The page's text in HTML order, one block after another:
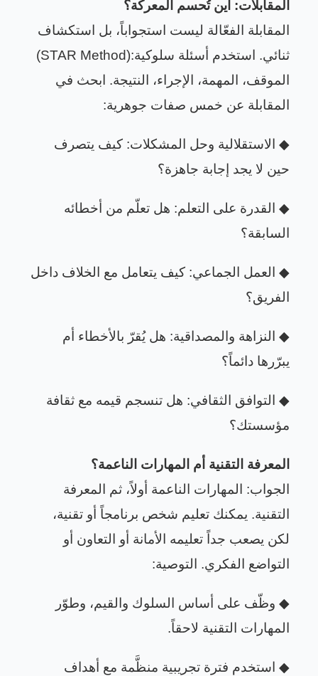
المقابلات: أين تُحسم المعركة؟
المقابلة الفعّالة ليست استجواباً، بل استكشاف
ثنائي. استخدم أسئلة سلوكية(STAR Method):
الموقف، المهمة، الإجراء، النتيجة. ابحث في
المقابلة عن خمس صفات جوهرية:
◆ الاستقلالية وحل المشكلات: كيف يتصرف
حين لا يجد إجابة جاهزة؟
◆ القدرة على التعلم: هل تعلّم من أخطائه
السابقة؟
◆ العمل الجماعي: كيف يتعامل مع الخلاف داخل
الفريق؟
◆ النزاهة والمصداقية: هل يُقرّ بالأخطاء أم
يبرّرها دائماً؟
◆ التوافق الثقافي: هل تنسجم قيمه مع ثقافة
مؤسستك؟
المعرفة التقنية أم المهارات الناعمة؟
الجواب: المهارات الناعمة أولاً، ثم المعرفة
التقنية. يمكنك تعليم شخص برنامجاً أو تقنية،
لكن يصعب جداً تعليمه الأمانة أو التعاون أو
التواضع الفكري. التوصية:
◆ وظّف على أساس السلوك والقيم، وطوّر
المهارات التقنية لاحقاً.
◆ استخدم فترة تجريبية منظَّمة مع أهداف